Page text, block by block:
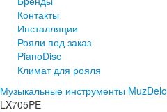
Контакты
Инсталляции
Рояли под заказ
PianoDisc
Климат для рояля
Музыкальные инструменты MuzDelo
LX705PE